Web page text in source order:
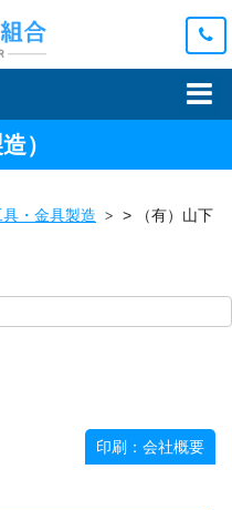
）
・金具製造 >
（有）山下
印刷：会社概要